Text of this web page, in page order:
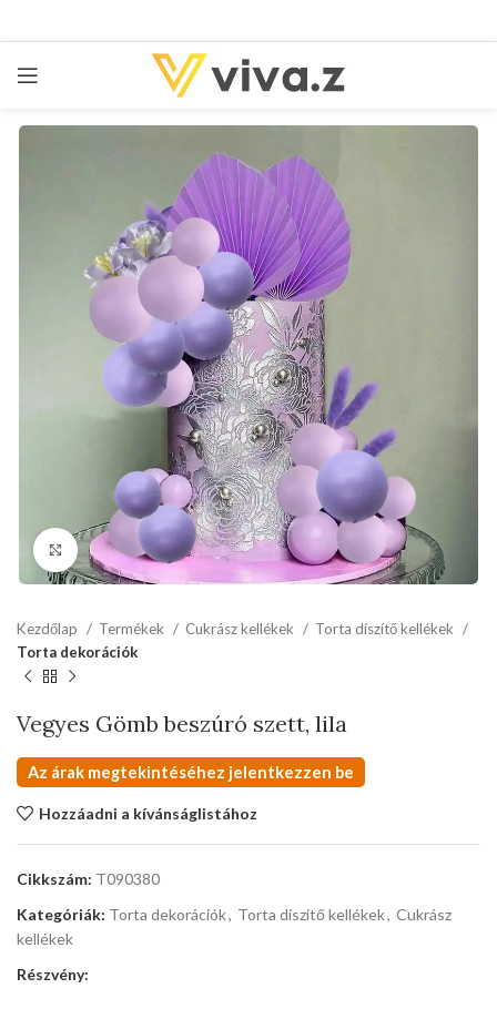
kattints a kinagyításhoz
Kezdőlap Termékek Cukrász kellékek
Torta díszítő kellékek
Torta dekorációk
Vegyes Gömb beszúró szett, lila
Az árak megtekintéséhez jelentkezzen be
Hozzáadni a kívánságlistához
Cikkszám: T090380
Kategóriák: Torta dekorációk, Torta díszítő kellékek, Cukrász
kellékek
Részvény: